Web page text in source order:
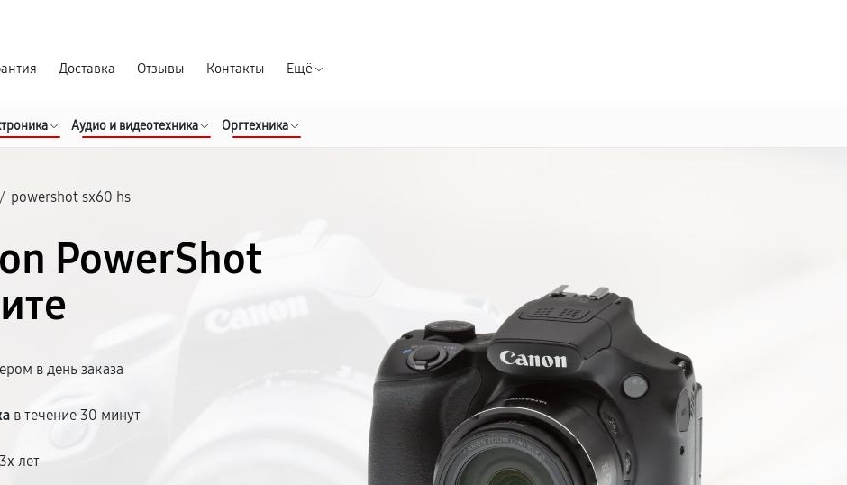
Доставка Отзывы Контакты Ещё
Аудио и видеотехника Оргтехника
/ powershot sx60 hs
PowerShot
в день заказа
в течение 30 минут
лет